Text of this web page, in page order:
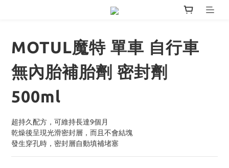
MOTUL魔特 單車 自行車
無內胎補胎劑 密封劑
500ml
超持久配方，可維持長達9個月
乾燥後呈現光滑密封層，而且不會結塊
發生穿孔時，密封層自動填補堵塞